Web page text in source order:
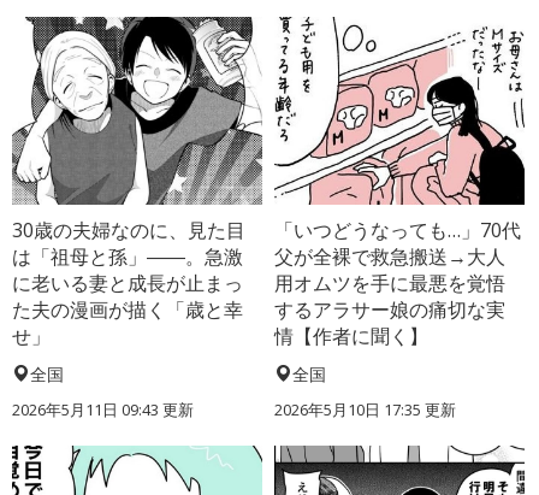
30歳の夫婦なのに、見た目
は「祖母と孫」――。急激
に老いる妻と成長が止まっ
た夫の漫画が描く「歳と幸
せ」
全国
2026年5月11日 09:43 更新
「いつどうなっても…」70代
父が全裸で救急搬送→大人
用オムツを手に最悪を覚悟
するアラサー娘の痛切な実
情【作者に聞く】
全国
2026年5月10日 17:35 更新